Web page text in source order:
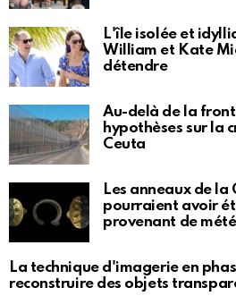
L'île isolée et
William et Kate
détendre
Au-delà de la
hypothèses sur la
Ceuta
Les anneaux de la
pourraient avoir
provenant de
La technique d'imagerie en
reconstruire des objets